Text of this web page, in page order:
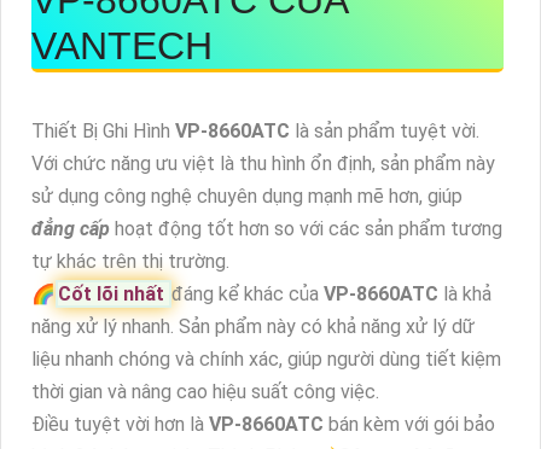
VANTECH
Thiết Bị Ghi Hình VP-8660ATC là sản phẩm tuyệt vời.
Với chức năng ưu việt là thu hình ổn định, sản phẩm này
sử dụng công nghệ chuyên dụng mạnh mẽ hơn, giúp
đẳng cấp hoạt động tốt hơn so với các sản phẩm tương
tự khác trên thị trường.
🌈 Cốt lõi nhất đáng kể khác của VP-8660ATC là khả
năng xử lý nhanh. Sản phẩm này có khả năng xử lý dữ
liệu nhanh chóng và chính xác, giúp người dùng tiết kiệm
thời gian và nâng cao hiệu suất công việc.
Điều tuyệt vời hơn là VP-8660ATC bán kèm với gói bảo